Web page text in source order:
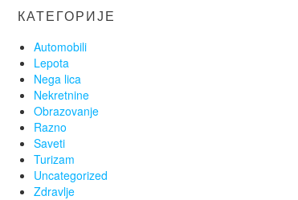
КАТЕГОРИЈЕ
Automobili
Lepota
Nega lica
Nekretnine
Obrazovanje
Razno
Saveti
Turizam
Uncategorized
Zdravlje